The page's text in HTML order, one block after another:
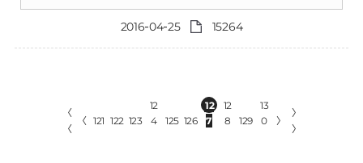
2016-04-25 15264
〈
〈
〈 121 122 123
12
4
125 126
12
7
12
8
129
13
0
〉
〉
〉